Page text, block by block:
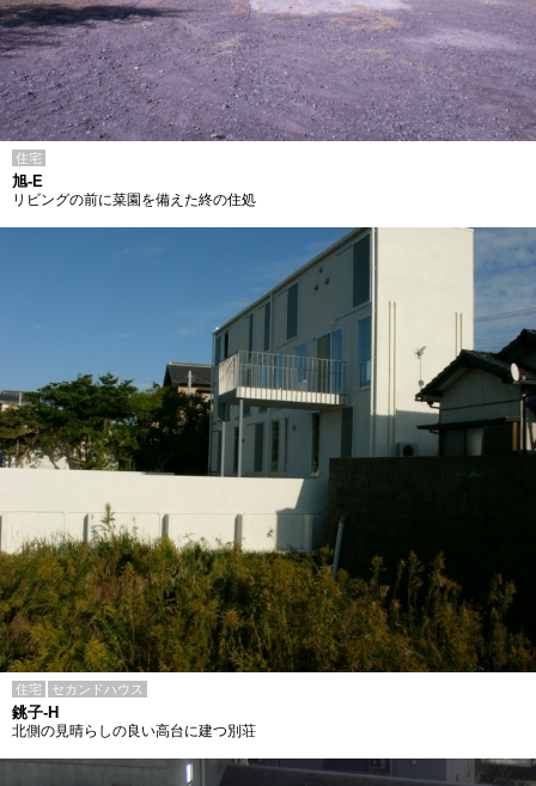
住宅
旭-E
リビングの前に菜園を備えた終の住処
住宅 セカンドハウス
銚子-H
北側の見晴らしの良い高台に建つ別荘